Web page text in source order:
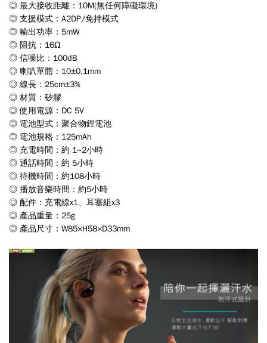
◎ 最大接收距離：10M(無任何障礙環境)
◎ 支援模式：A2DP/免持模式
◎ 輸出功率：5mW
◎ 阻抗：16Ω
◎ 信噪比：100dB
◎ 喇叭單體：10±0.1mm
◎ 線長：25cm±3%
◎ 材質：矽膠
◎ 使用電源：DC 5V
◎ 電池型式：聚合物鋰電池
◎ 電池規格：125mAh
◎ 充電時間：約 1~2小時
◎ 通話時間：約 5小時
◎ 待機時間：約108小時
◎ 播放音樂時間：約5小時
◎ 配件：充電線x1、耳塞組x3
◎ 產品重量：25g
◎ 產品尺寸：W85×H58×D33mm